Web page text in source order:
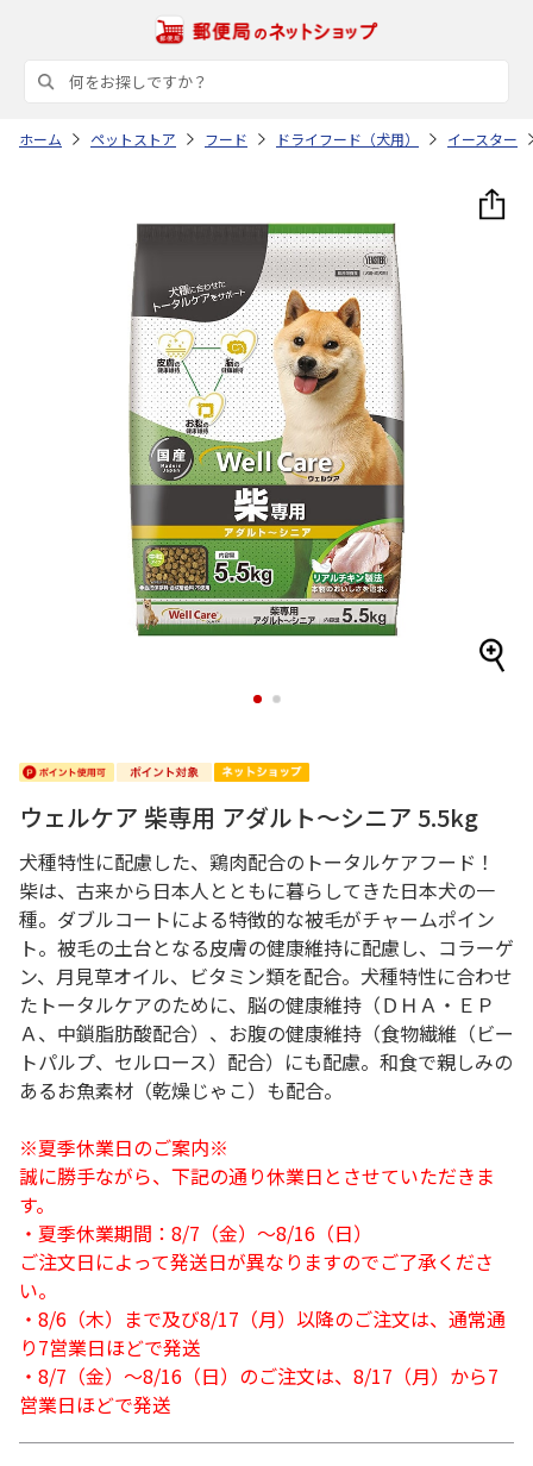
ホーム ペットストア フード ドライフード（犬用） イースター
1 2
ウェルケア 柴専用 アダルト～シニア 5.5kg
犬種特性に配慮した、鶏肉配合のトータルケアフード！
柴は、古来から日本人とともに暮らしてきた日本犬の一
種。ダブルコートによる特徴的な被毛がチャームポイン
ト。被毛の土台となる皮膚の健康維持に配慮し、コラーゲ
ン、月見草オイル、ビタミン類を配合。犬種特性に合わせ
たトータルケアのために、脳の健康維持（ＤＨＡ・ＥＰ
Ａ、中鎖脂肪酸配合）、お腹の健康維持（食物繊維（ビー
トパルプ、セルロース）配合）にも配慮。和食で親しみの
あるお魚素材（乾燥じゃこ）も配合。
※夏季休業日のご案内※
誠に勝手ながら、下記の通り休業日とさせていただきま
す。
・夏季休業期間：8/7（金）～8/16（日）
ご注文日によって発送日が異なりますのでご了承くださ
い。
・8/6（木）まで及び8/17（月）以降のご注文は、通常通
り7営業日ほどで発送
・8/7（金）～8/16（日）のご注文は、8/17（月）から7
営業日ほどで発送